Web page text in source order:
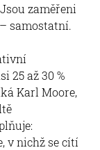
zaměřeni
samostatní.
25 až 30 %
Karl Moore,
v nichž se cítí